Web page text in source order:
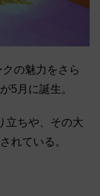
の魅力をさら
5月に誕生。
立ちや、その大
れている。